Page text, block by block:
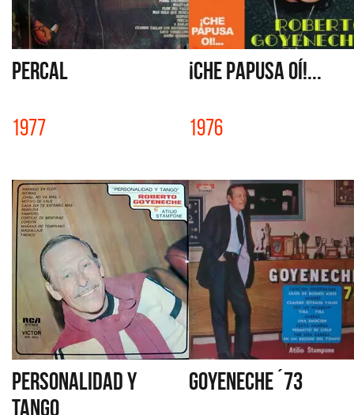
PERCAL
1977
¡CHE PAPUSA OÍ!...
1976
PERSONALIDAD Y
TANGO
GOYENECHE ´73